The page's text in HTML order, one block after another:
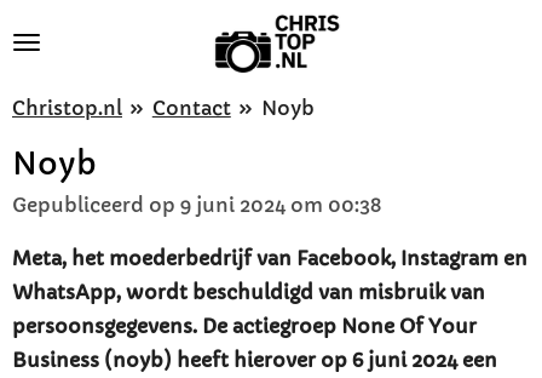
naar
hoofdinhoud
Christop.nl » Contact » Noyb
Noyb
Gepubliceerd op 9 juni 2024 om 00:38
Meta, het moederbedrijf van Facebook, Instagram en
WhatsApp, wordt beschuldigd van misbruik van
persoonsgegevens. De actiegroep None Of Your
Business (noyb) heeft hierover op 6 juni 2024 een